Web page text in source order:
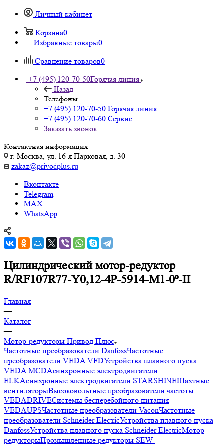
Личный кабинет
Корзина0
Избранные товары0
Сравнение товаров0
+7 (495) 120-70-50Горячая линия
Назад
Телефоны
+7 (495) 120-70-50 Горячая линия
+7 (495) 120-70-60 Сервис
Заказать звонок
Контактная информация
г. Москва, ул. 16-я Парковая, д. 30
zakaz@privodplus.ru
Вконтакте
Telegram
MAX
WhatsApp
Цилиндрический мотор-редуктор
R/RF107R77-Y0,12-4P-5914-M1-0⁰-II
Главная
—
Каталог
—
Мотор-редукторы Привод Плюс
Частотные преобразователи DanfossЧастотные
преобразователи VEDA VFDУстройства плавного пуска
VEDA MCDАсинхронные электродвигатели
ELKАсинхронные электродвигатели STARSHINEШахтные
вентиляторыВысоковольтные преобразователи частоты
VEDADRIVEСистемы бесперебойного питания
VEDAUPSЧастотные преобразователи VaconЧастотные
преобразователи Schneider ElectricУстройства плавного пуска
DanfossУстройства плавного пуска Schneider ElectricМотор
редукторыПромышленные редукторы SEW-